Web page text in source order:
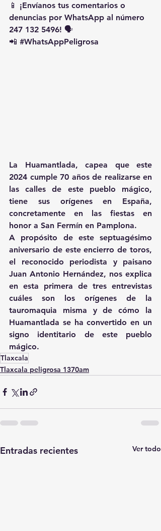
📱 ¡Envíanos tus comentarios o
denuncias por WhatsApp al número
247 132 5496! 🗣️
📲 #WhatsAppPeligrosa
La Huamantlada, capea que este
2024 cumple 70 años de realizarse en
las calles de este pueblo mágico,
tiene sus orígenes en España,
concretamente en las fiestas en
honor a San Fermín en Pamplona.
A propósito de este septuagésimo
aniversario de este encierro de toros,
el reconocido periodista y paisano
Juan Antonio Hernández, nos explica
en esta primera de tres entrevistas
cuáles son los orígenes de la
tauromaquia misma y de cómo la
Huamantlada se ha convertido en un
signo identitario de este pueblo
mágico.
Tlaxcala
Tlaxcala peligrosa 1370am
Entradas recientes Ver todo